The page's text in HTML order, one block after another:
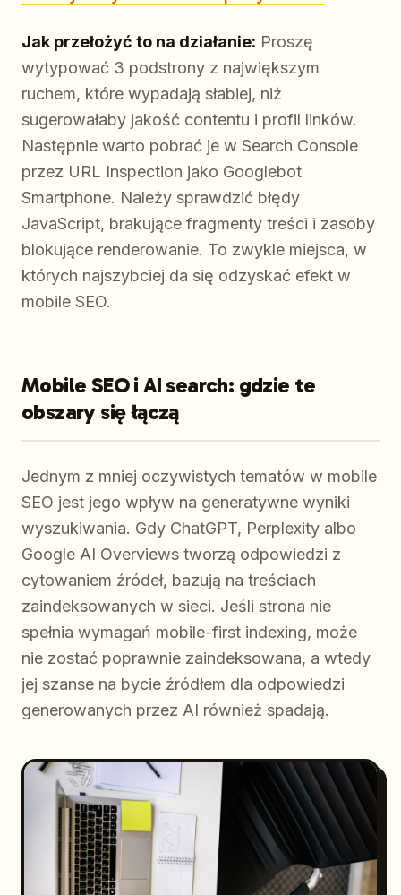
Jak przełożyć to na działanie: Proszę
wytypować 3 podstrony z największym
ruchem, które wypadają słabiej, niż
sugerowałaby jakość contentu i profil linków.
Następnie warto pobrać je w Search Console
przez URL Inspection jako Googlebot
Smartphone. Należy sprawdzić błędy
JavaScript, brakujące fragmenty treści i zasoby
blokujące renderowanie. To zwykle miejsca, w
których najszybciej da się odzyskać efekt w
mobile SEO.
Mobile SEO i AI search: gdzie te
obszary się łączą
Jednym z mniej oczywistych tematów w mobile
SEO jest jego wpływ na generatywne wyniki
wyszukiwania. Gdy ChatGPT, Perplexity albo
Google AI Overviews tworzą odpowiedzi z
cytowaniem źródeł, bazują na treściach
zaindeksowanych w sieci. Jeśli strona nie
spełnia wymagań mobile-first indexing, może
nie zostać poprawnie zaindeksowana, a wtedy
jej szanse na bycie źródłem dla odpowiedzi
generowanych przez AI również spadają.